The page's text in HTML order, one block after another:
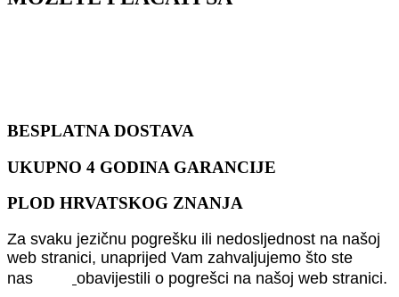
BESPLATNA DOSTAVA
UKUPNO 4 GODINA GARANCIJE
PLOD HRVATSKOG ZNANJA
Za svaku jezičnu pogrešku ili nedosljednost na našoj
web stranici, unaprijed Vam zahvaljujemo što ste
nas
obavijestili o pogrešci na našoj web stranici.